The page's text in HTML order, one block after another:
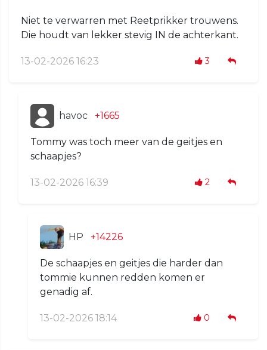
Niet te verwarren met Reetprikker trouwens.
Die houdt van lekker stevig IN de achterkant.
13-02-2026 16:23 3
havoc +1665
Tommy was toch meer van de geitjes en
schaapjes?
13-02-2026 16:39 2
HP +14226
De schaapjes en geitjes die harder dan
tommie kunnen redden komen er
genadig af.
13-02-2026 18:14 0